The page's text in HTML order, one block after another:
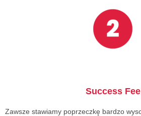
Success Fee
Zawsze stawiamy poprzeczkę bardzo